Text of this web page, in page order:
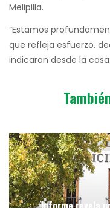
Melipilla.
“Estamos
que refleja esfuerzo,
indicaron desde la